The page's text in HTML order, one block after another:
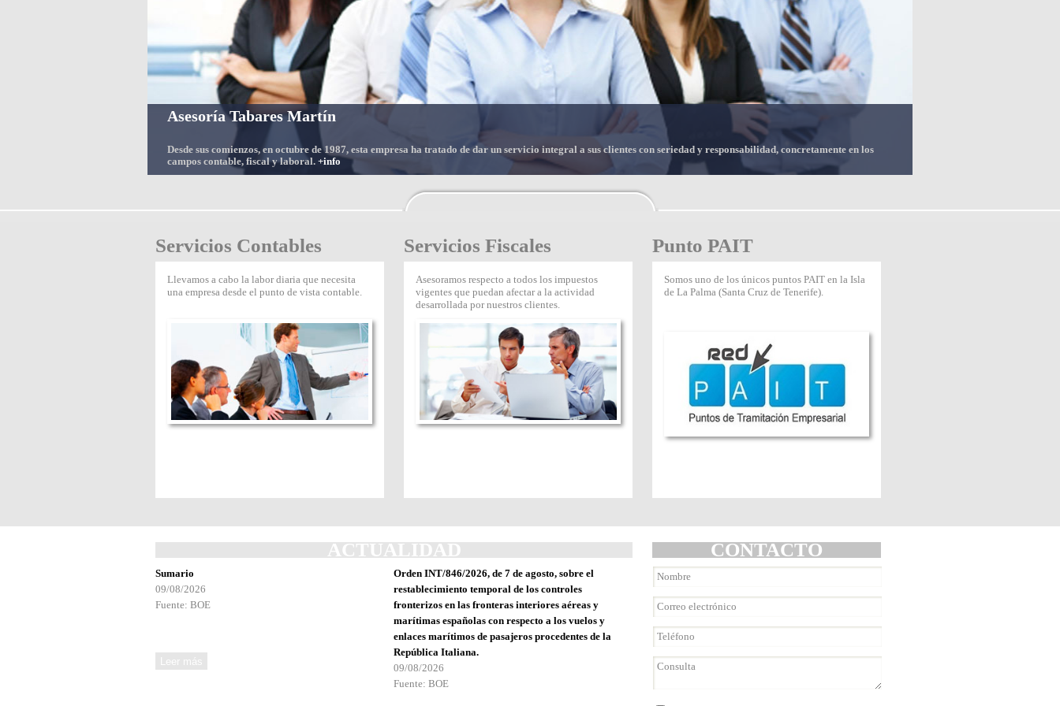
Asesoría Tabares Martín
Desde sus comienzos, en octubre de 1987, esta empresa ha tratado de dar un servicio integral a sus clientes con seriedad y responsabilidad, concretamente en los
campos contable, fiscal y laboral. +info
Servicios Contables
Llevamos a cabo la labor diaria que necesita
una empresa desde el punto de vista contable.
Servicios Fiscales
Asesoramos respecto a todos los impuestos
vigentes que puedan afectar a la actividad
desarrollada por nuestros clientes.
Punto PAIT
Somos uno de los únicos puntos PAIT en la Isla
de La Palma (Santa Cruz de Tenerife).
ACTUALIDAD
Sumario
09/08/2026
Fuente: BOE
Orden INT/846/2026, de 7 de agosto, sobre el
restablecimiento temporal de los controles
fronterizos en las fronteras interiores aéreas y
marítimas españolas con respecto a los vuelos y
enlaces marítimos de pasajeros procedentes de la
República Italiana.
09/08/2026
Fuente: BOE
CONTACTO